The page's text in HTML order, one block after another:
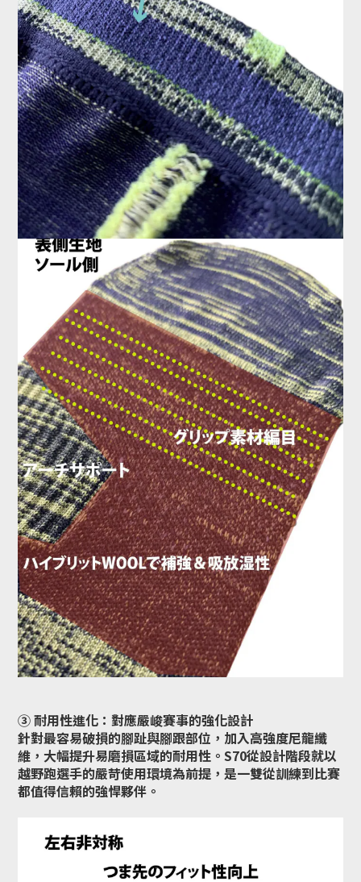
③ 耐用性進化：對應嚴峻賽事的強化設計
針對最容易破損的腳趾與腳跟部位，加入高強度尼龍纖
維，大幅提升易磨損區域的耐用性。S70從設計階段就以
越野跑選手的嚴苛使用環境為前提，是一雙從訓練到比賽
都值得信賴的強悍夥伴。